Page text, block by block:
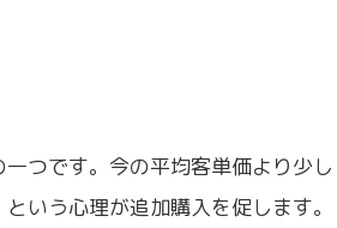
つです。今の平均客単価より少し
いう心理が追加購入を促します。